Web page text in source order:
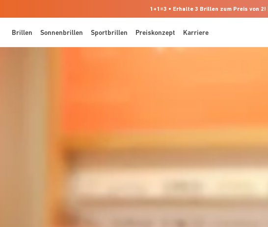
1+1=3 • Erhalte 3 Brillen zum Preis von 2! |
Brillen Sonnenbrillen Sportbrillen Preiskonzept Karriere